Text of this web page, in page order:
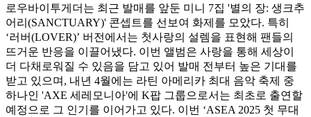
로우바이투게더는 최근 발매를 앞둔 미니 7집 '별의 장: 생크추
어리(SANCTUARY)' 콘셉트를 선보여 화제를 모았다. 특히
‘러버(LOVER)’ 버전에서는 첫사랑의 설렘을 표현해 팬들의
뜨거운 반응을 이끌어냈다. 이번 앨범은 사랑을 통해 세상이
더 다채로워질 수 있음을 담고 있어 발매 전부터 높은 기대를
받고 있으며, 내년 4월에는 라틴 아메리카 최대 음악 축제 중
하나인 'AXE 세레모니아'에 K팝 그룹으로서는 최초로 출연할
예정으로 그 인기를 이어가고 있다. 이번 ‘ASEA 2025 첫 무대